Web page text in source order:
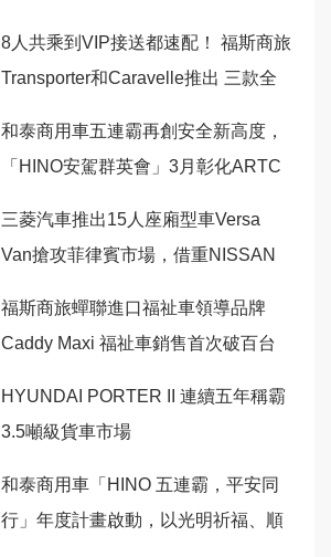
8人共乘到VIP接送都速配！ 福斯商旅
Transporter和Caravelle推出 三款全
和泰商用車五連霸再創安全新高度，
「HINO安駕群英會」3月彰化ARTC
三菱汽車推出15人座廂型車Versa
Van搶攻菲律賓市場，借重NISSAN
福斯商旅蟬聯進口福祉車領導品牌
Caddy Maxi 福祉車銷售首次破百台
HYUNDAI PORTER II 連續五年稱霸
3.5噸級貨車市場
和泰商用車「HINO 五連霸，平安同
行」年度計畫啟動，以光明祈福、順